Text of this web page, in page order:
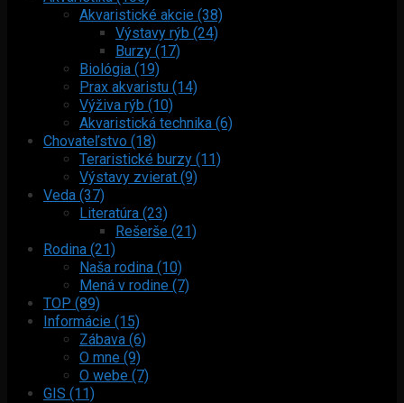
Akvaristické akcie (38)
Výstavy rýb (24)
Burzy (17)
Biológia (19)
Prax akvaristu (14)
Výživa rýb (10)
Akvaristická technika (6)
Chovateľstvo (18)
Teraristické burzy (11)
Výstavy zvierat (9)
Veda (37)
Literatúra (23)
Rešerše (21)
Rodina (21)
Naša rodina (10)
Mená v rodine (7)
TOP (89)
Informácie (15)
Zábava (6)
O mne (9)
O webe (7)
GIS (11)